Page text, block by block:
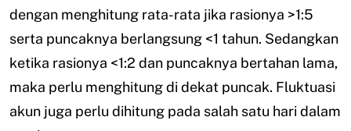
dengan menghitung rata-rata jika rasionya >1:5
serta puncaknya berlangsung <1 tahun. Sedangkan
ketika rasionya <1:2 dan puncaknya bertahan lama,
maka perlu menghitung di dekat puncak. Fluktuasi
akun juga perlu dihitung pada salah satu hari dalam